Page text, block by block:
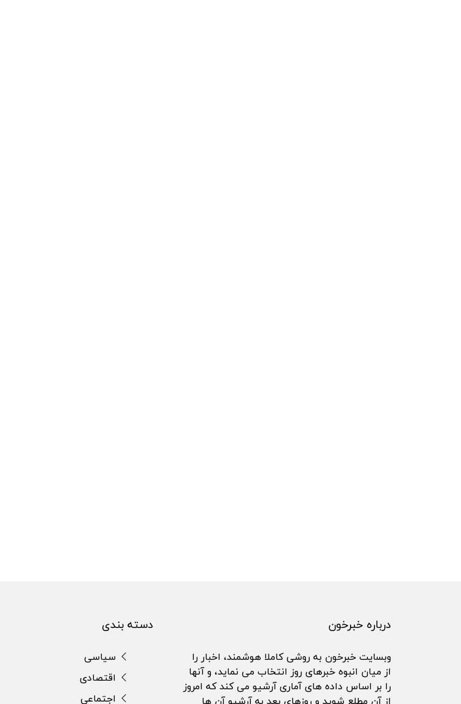
درباره خبرخون
وبسایت خبرخون به روشی کاملا هوشمند، اخبار را
از میان انبوه خبرهای روز انتخاب می نماید، و آنها
را بر اساس داده های آماری آرشیو می کند که امروز
دسته بندی
سیاسی
اقتصادی
اجتماعی